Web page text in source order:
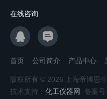
在线咨询
首页 公司简介 产品中心
版权所有 © 2026 上海帝博思
技术支持： 化工仪器网 备案号